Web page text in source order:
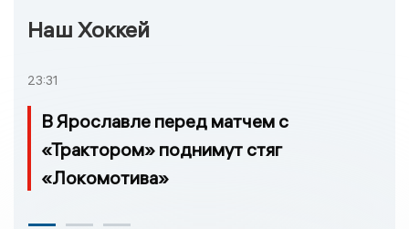
Наш Хоккей
23:31
В Ярославле перед матчем с
«Трактором» поднимут стяг
«Локомотива»